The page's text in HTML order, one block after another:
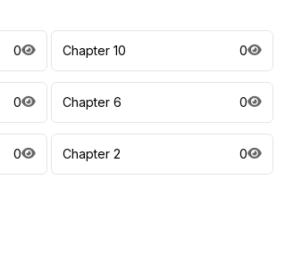
0 Chapter 10 0
0 Chapter 6 0
0 Chapter 2 0